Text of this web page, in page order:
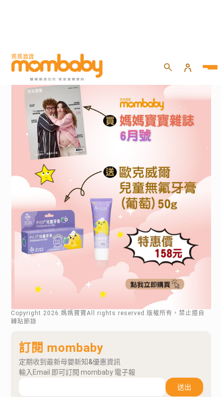
Copyright 2026 .媽媽寶寶All rights reserved.版權所有，禁止擅自
轉貼節錄
訂閱 mombaby
定期收到最新母嬰新知&優惠資訊
輸入Email 即可訂閱 mombaby 電子報
送出